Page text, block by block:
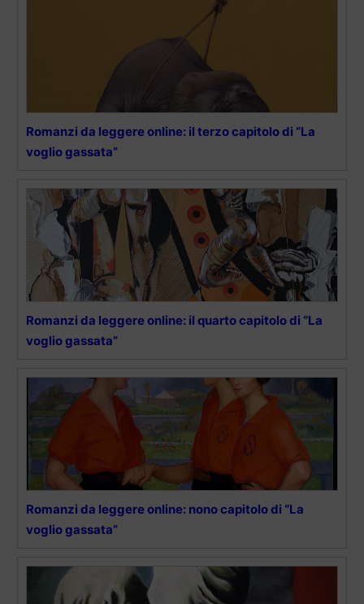
Romanzi da leggere online: il terzo capitolo di “La
voglio gassata”
Romanzi da leggere online: il quarto capitolo di “La
voglio gassata”
Romanzi da leggere online: nono capitolo di “La
voglio gassata”